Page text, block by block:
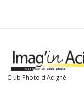
Club Photo d'Acigné